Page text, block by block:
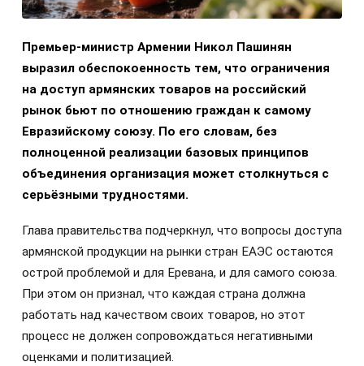
Премьер-министр Армении Никол Пашинян
выразил обеспокоенность тем, что ограничения
на доступ армянских товаров на российский
рынок бьют по отношению граждан к самому
Евразийскому союзу. По его словам, без
полноценной реализации базовых принципов
объединения организация может столкнуться с
серьёзными трудностями.
Глава правительства подчеркнул, что вопросы доступа
армянской продукции на рынки стран ЕАЭС остаются
острой проблемой и для Еревана, и для самого союза.
При этом он признал, что каждая страна должна
работать над качеством своих товаров, но этот
процесс не должен сопровождаться негативными
оценками и политизацией.